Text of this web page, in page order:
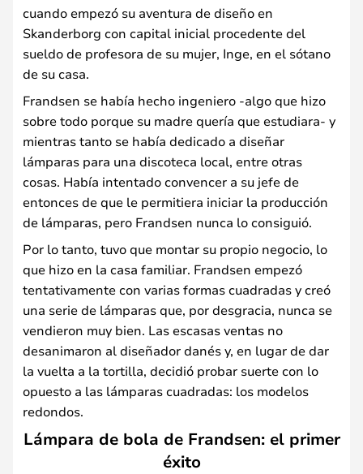
cuando empezó su aventura de diseño en
Skanderborg con capital inicial procedente del
sueldo de profesora de su mujer, Inge, en el sótano
de su casa.
Frandsen se había hecho ingeniero -algo que hizo
sobre todo porque su madre quería que estudiara- y
mientras tanto se había dedicado a diseñar
lámparas para una discoteca local, entre otras
cosas. Había intentado convencer a su jefe de
entonces de que le permitiera iniciar la producción
de lámparas, pero Frandsen nunca lo consiguió.
Por lo tanto, tuvo que montar su propio negocio, lo
que hizo en la casa familiar. Frandsen empezó
tentativamente con varias formas cuadradas y creó
una serie de lámparas que, por desgracia, nunca se
vendieron muy bien. Las escasas ventas no
desanimaron al diseñador danés y, en lugar de dar
la vuelta a la tortilla, decidió probar suerte con lo
opuesto a las lámparas cuadradas: los modelos
redondos.
Lámpara de bola de Frandsen: el primer
éxito